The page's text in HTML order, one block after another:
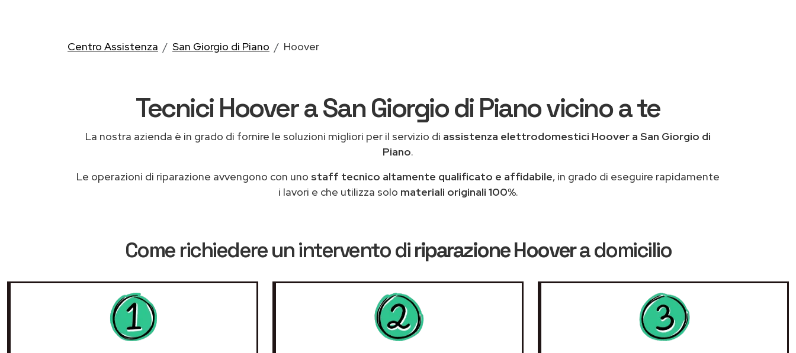
Centro Assistenza San Giorgio di Piano Hoover
Tecnici Hoover a San Giorgio di Piano vicino a te
La nostra azienda è in grado di fornire le soluzioni migliori per il servizio di assistenza elettrodomestici Hoover a San Giorgio di
Piano.
Le operazioni di riparazione avvengono con uno staff tecnico altamente qualificato e affidabile, in grado di eseguire rapidamente
i lavori e che utilizza solo materiali originali 100%.
Come richiedere un intervento diriparazione Hoovera domicilio